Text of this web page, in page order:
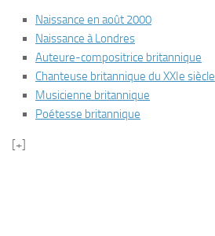
Naissance en août 2000
Naissance à Londres
Auteure-compositrice britannique
Chanteuse britannique du XXIe siècle
Musicienne britannique
Poétesse britannique
[+]